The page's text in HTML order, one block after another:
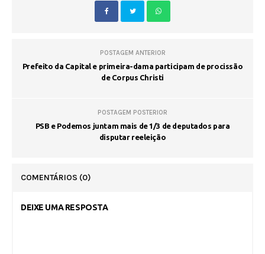
POSTAGEM ANTERIOR
Prefeito da Capital e primeira-dama participam de procissão
de Corpus Christi
POSTAGEM POSTERIOR
PSB e Podemos juntam mais de 1/3 de deputados para
disputar reeleição
COMENTÁRIOS (0)
DEIXE UMA RESPOSTA